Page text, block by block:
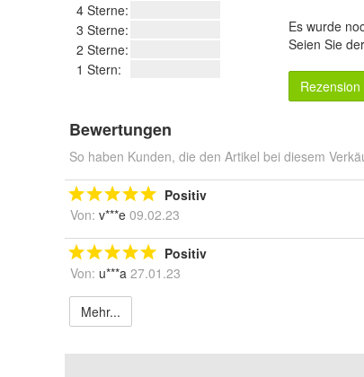
4 Sterne:
3 Sterne:
2 Sterne:
1 Stern:
Es wurde
Seien Sie
Bewertungen
So haben Kunden, die den Artikel bei diesem
Positiv
Von: v***e 09.02.23
Positiv
Von: u***a 27.01.23
Mehr...